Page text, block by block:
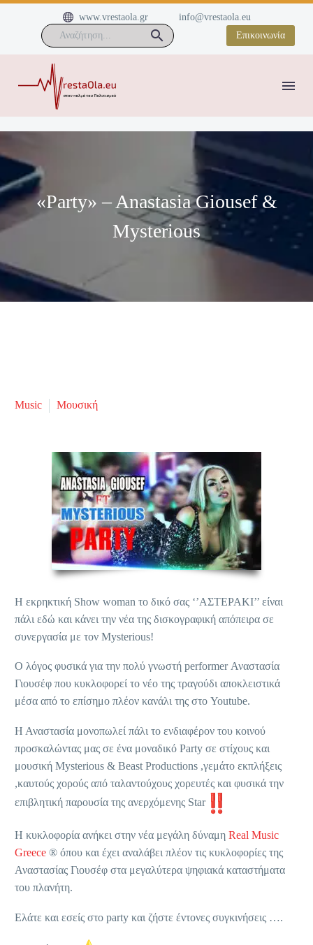

 www.vrestaola.gr
info@vrestaola.eu
Επικοινωνία
«Party» – Anastasia Giousef &
Mysterious
Music Μουσική
Η εκρηκτική Show woman το δικό σας ‘’ΑΣΤΕΡΑΚΙ’’ είναι
πάλι εδώ και κάνει την νέα της δισκογραφική απόπειρα σε
συνεργασία με τον Mysterious!
Ο λόγος φυσικά για την πολύ γνωστή performer Αναστασία
Γιουσέφ που κυκλοφορεί το νέο της τραγούδι αποκλειστικά
μέσα από το επίσημο πλέον κανάλι της στο Youtube.
Η Αναστασία μονοπωλεί πάλι το ενδιαφέρον του κοινού
προσκαλώντας μας σε ένα μοναδικό Party σε στίχους και
μουσική Mysterious & Beast Productions ,γεμάτο εκπλήξεις
,καυτούς χορούς από ταλαντούχους χορευτές και φυσικά την
επιβλητική παρουσία της ανερχόμενης Star
Η κυκλοφορία ανήκει στην νέα μεγάλη δύναμη Real Music
Greece ® όπου και έχει αναλάβει πλέον τις κυκλοφορίες της
Αναστασίας Γιουσέφ στα μεγαλύτερα ψηφιακά καταστήματα
του πλανήτη.
Ελάτε και εσείς στο party και ζήστε έντονες συγκινήσεις ….